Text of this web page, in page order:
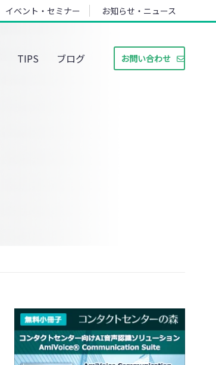
イベント・セミナー お知らせ・ニュース
TIPS ブログ お問い合わせ